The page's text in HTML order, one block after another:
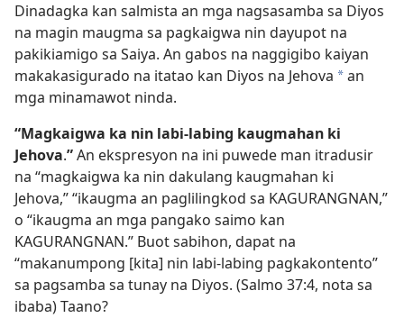
Dinadagka kan salmista an mga nagsasamba sa Diyos
na magin maugma sa pagkaigwa nin dayupot na
pakikiamigo sa Saiya. An gabos na naggigibo kaiyan
makakasigurado na itatao kan Diyos na Jehova aan
mga minamawot ninda.
“Magkaigwa ka nin labi-labing kaugmahan ki
Jehova.”An ekspresyon na ini puwede man itradusir
na “magkaigwa ka nin dakulang kaugmahan ki
Jehova,” “ikaugma an paglilingkod sa KAGURANGNAN,”
o “ikaugma an mga pangako saimo kan
KAGURANGNAN.” Buot sabihon, dapat na
“makanumpong [kita] nin labi-labing pagkakontento”
sa pagsamba sa tunay na Diyos. (Salmo 37:4, nota sa
ibaba) Taano?